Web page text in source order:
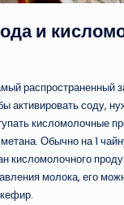
и
распространенный
активировать соду,
кисломолочные
Обычно на 1
кисломолочного
молока, его